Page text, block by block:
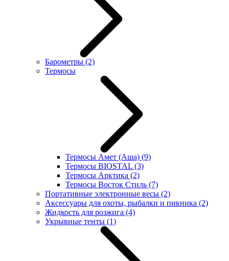
Барометры (2)
Термосы
Термосы Амет (Аша) (9)
Термосы BIOSTAL (3)
Термосы Арктика (2)
Термосы Восток Стиль (7)
Портативные электронные весы (2)
Аксессуары для охоты, рыбалки и пикника (2)
Жидкость для розжига (4)
Укрывные тенты (1)